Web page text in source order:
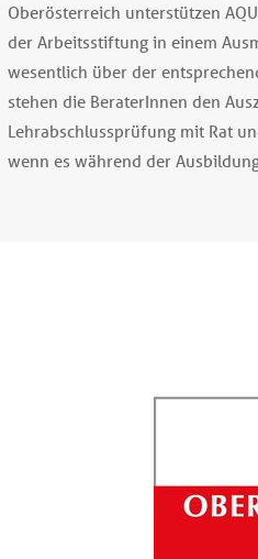
Oberösterreich unterstützen
der Arbeitsstiftung in einem
wesentlich über der
stehen die BeraterInnen den
Lehrabschlussprüfung mit Rat
wenn es während der